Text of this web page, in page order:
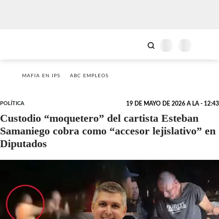
MAFIA EN IPS ABC EMPLEOS
POLÍTICA 19 DE MAYO DE 2026 A LA - 12:43
Custodio “moquetero” del cartista Esteban
Samaniego cobra como “accesor lejislativo” en
Diputados